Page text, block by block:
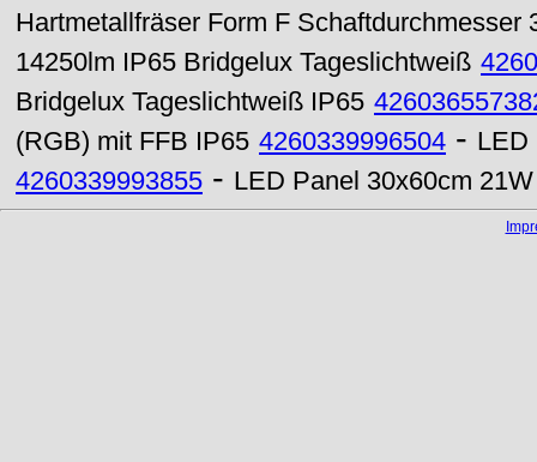
Hartmetallfräser Form F Schaftdurchmesser
14250lm IP65 Bridgelux Tageslichtweiß
Bridgelux Tageslichtweiß IP65
(RGB) mit FFB IP65 4260339996504 - LED
4260339993855 - LED Panel 30x60cm